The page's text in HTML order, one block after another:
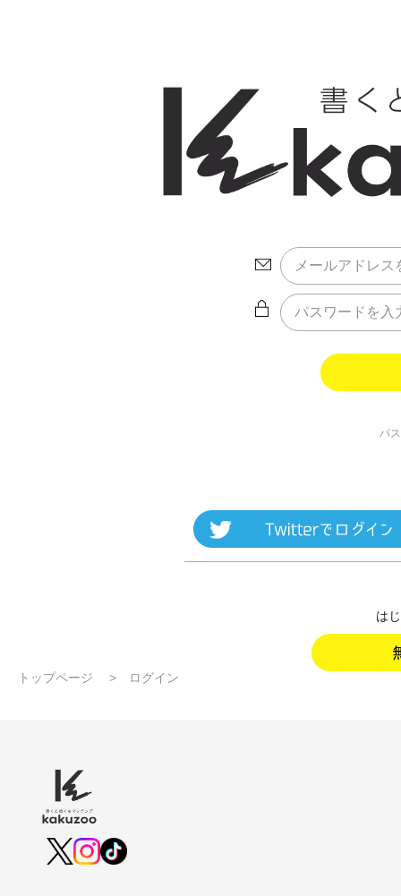
パ
は
トップページ ログイン